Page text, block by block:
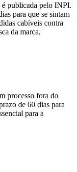
é publicada pelo INPI.
para que se sintam
cabíveis contra
da marca,
processo fora do
de 60 dias para
para a